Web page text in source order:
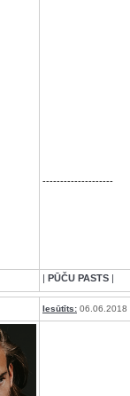
--------------------
| PŪČU PASTS|
Iesūtīts:06.06.2018